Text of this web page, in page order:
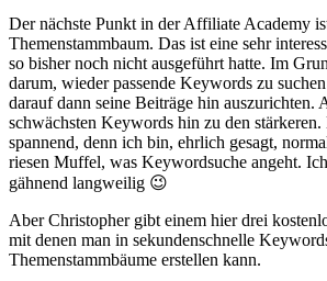
Der nächste Punkt in der Affiliate Academy
Themenstammbaum. Das ist eine sehr
so bisher noch nicht ausgeführt hatte. Im
darum, wieder passende Keywords zu
darauf dann seine Beiträge hin auszurichten.
schwächsten Keywords hin zu den
spannend, denn ich bin, ehrlich gesagt,
riesen Muffel, was Keywordsuche angeht.
gähnend langweilig 😉
Aber Christopher gibt einem hier drei
mit denen man in sekundenschnelle
Themenstammbäume erstellen kann.